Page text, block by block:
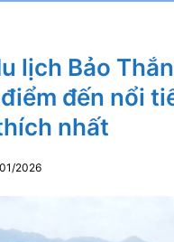
lịch Bảo
đến nổi
nhất
2026